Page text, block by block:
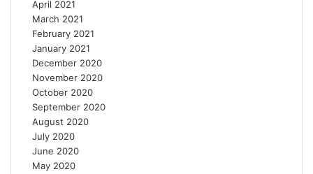
April 2021
March 2021
February 2021
January 2021
December 2020
November 2020
October 2020
September 2020
August 2020
July 2020
June 2020
May 2020